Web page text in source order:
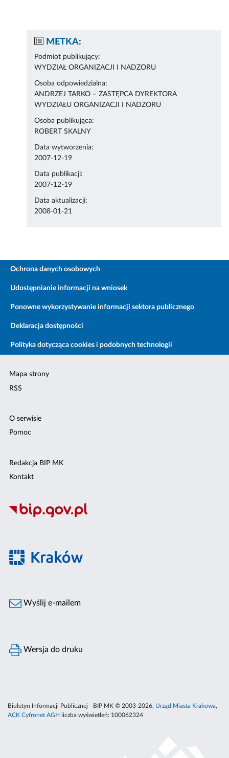
METKA:
Podmiot publikujący:
WYDZIAŁ ORGANIZACJI I NADZORU
Osoba odpowiedzialna:
ANDRZEJ TARKO – ZASTĘPCA DYREKTORA
WYDZIAŁU ORGANIZACJI I NADZORU
Osoba publikująca:
ROBERT SKALNY
Data wytworzenia:
2007-12-19
Data publikacji:
2007-12-19
Data aktualizacji:
2008-01-21
Ochrona danych osobowych
Udostępnianie informacji na wniosek
Ponowne wykorzystywanie informacji sektora publicznego
Deklaracja dostępności
Polityka dotycząca cookies i podobnych technologii
Mapa strony
RSS
O serwisie
Pomoc
Redakcja BIP MK
Kontakt
Wyślij e-mailem
Wersja do druku
Biuletyn Informacji Publicznej - BIP MK © 2003-2026, Urząd Miasta Krakowa,
ACK Cyfronet AGH
liczba wyświetleń: 100062324